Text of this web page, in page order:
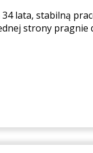
lata, stabilną
strony pragnie